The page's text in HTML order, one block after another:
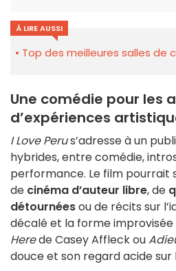
À LIRE AUSSI
Top des meilleures salles de
Une comédie pour les
d’expériences
I Love Perus’adresse à un
hybrides, entre comédie,
performance. Le film pourrait
de cinéma d’auteur libre, de
détournéesou de récits sur
décalé et la forme
Herede Casey Affleck ou
douce et son regard acide sur